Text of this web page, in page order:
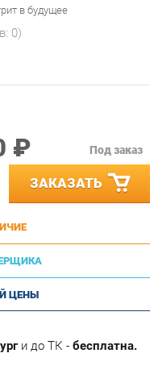
0)
ЗАКАЗАТЬ
ЦЕНЫ
и до ТК -бесплатна.